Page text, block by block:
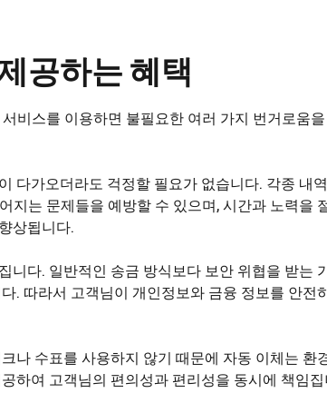
공하는 혜택
비스를 이용하면 불필요한 여러 가지 번거로움
다가오더라도 걱정할 필요가 없습니다. 각종 내
지는 문제들을 예방할 수 있으며, 시간과 노력을
상됩니다.
다. 일반적인 송금 방식보다 보안 위협을 받는
. 따라서 고객님이 개인정보와 금융 정보를 안전
나 수표를 사용하지 않기 때문에 자동 이체는 환
하여 고객님의 편의성과 편리성을 동시에 책임